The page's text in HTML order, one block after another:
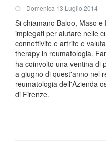
Domenica 13 Luglio 2014
Si chiamano Baloo, Maso
impiegati per aiutare nelle
connettivite e artrite e
therapy in reumatologia.
ha coinvolto una ventina di
a giugno di quest'anno nel
reumatologia dell'Azienda
di Firenze.